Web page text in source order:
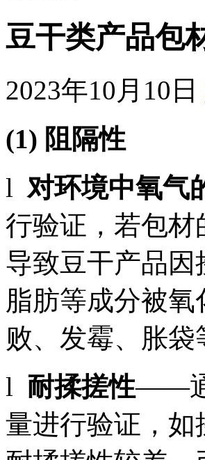
豆干类产品包
2023年10月10日
(1) 阻隔性
l 对环境中氧气
行验证，若包
导致豆干产品
脂肪等成分被
败、发霉、胀
l 耐揉搓性——通
量进行验证，